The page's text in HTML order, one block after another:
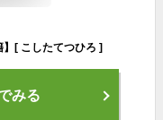
[ こしたてつひろ ]
みる